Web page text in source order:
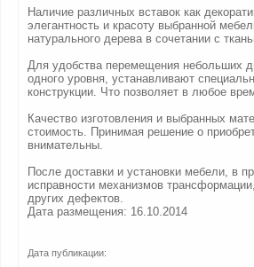
Наличие различных вставок как
элегантность и красоту выбранной
натурального дерева в сочетании с
Для удобства перемещения небольших
одного уровня, устанавливают
конструкции. Что позволяет в любое
Качество изготовления и выбранных
стоимость. Принимая решение о
внимательны.
После доставки и установки мебели, в
исправности механизмов
других дефектов.
Дата размещения: 16.10.2014
Дата публикации: